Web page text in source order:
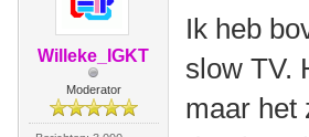
Willeke_IGKT
Moderator
Ik heb
slow TV.
maar het